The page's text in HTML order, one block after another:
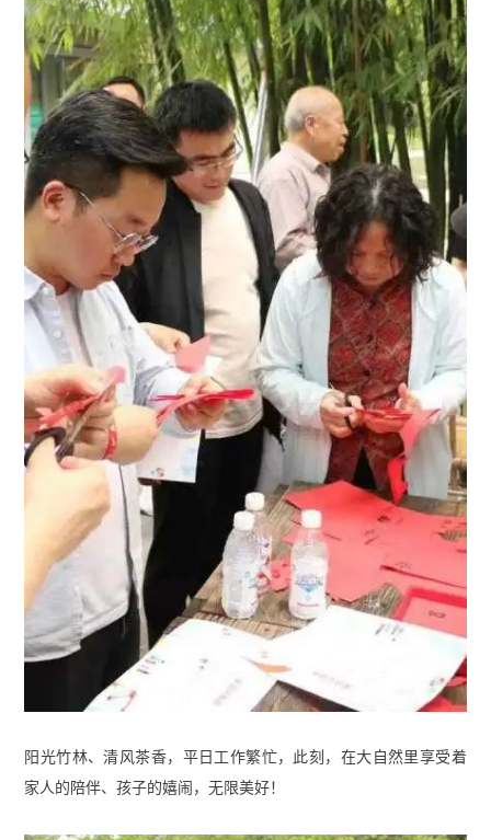
阳光竹林、清风茶香，平日工作繁忙，此刻，在大自然里享受着
家人的陪伴、孩子的嬉闹，无限美好！